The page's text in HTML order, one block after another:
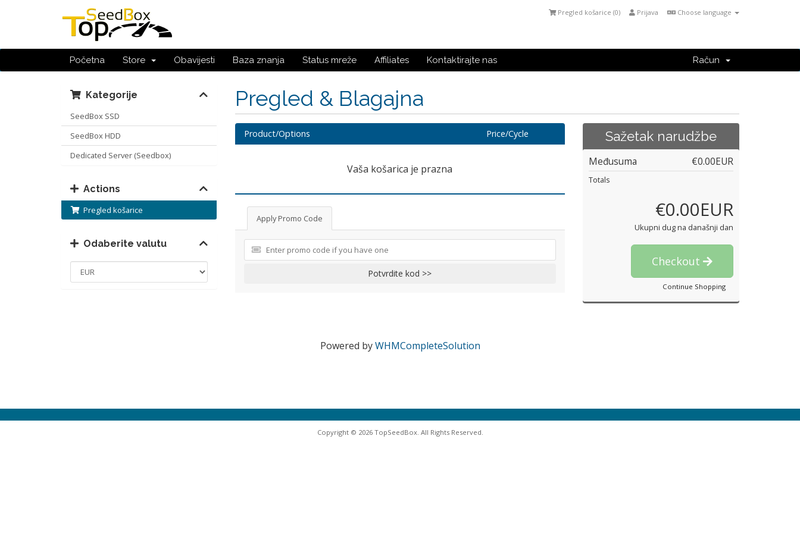
Choose language
Prijava
Pregled košarice (0)
Početna Store Obavijesti Baza znanja Status mreže Affiliates Kontaktirajte nas Račun
Pregled & Blagajna
Kategorije
SeedBox SSD
SeedBox HDD
Dedicated Server (Seedbox)
Actions
Pregled košarice
Odaberite valutu
Product/Options Price/Cycle
Vaša košarica je prazna
Apply Promo Code
Potvrdite kod >>
Sažetak narudžbe
Međusuma €0.00EUR
Totals
€0.00EUR
Ukupni dug na današnji dan
Checkout
Continue Shopping
Powered byWHMCompleteSolution
Copyright © 2026 TopSeedBox. All Rights Reserved.